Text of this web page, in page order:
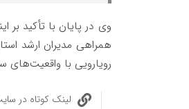
وی در پایان با تأکید بر
همراهی مدیران ارشد
رویارویی با واقعیت‌های
لینک کوتاه در